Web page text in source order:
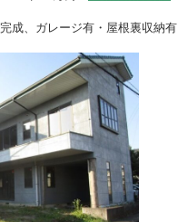
成、ガレージ有・屋根裏収納有